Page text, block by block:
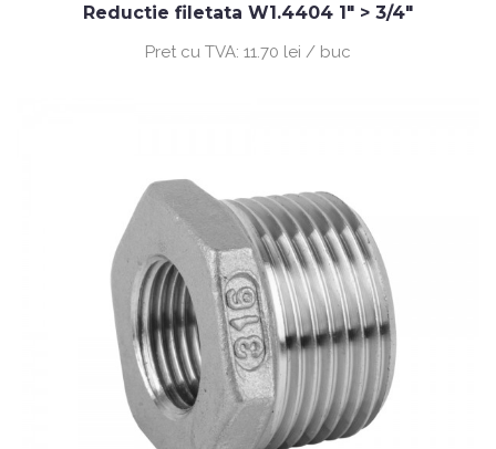
Reductie filetata W1.4404 1" > 3/4"
Pret cu TVA: 11.70 lei / buc